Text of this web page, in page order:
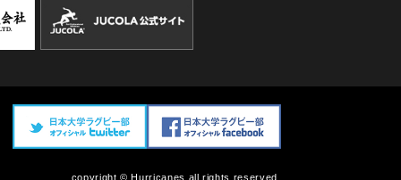
copyright © Hurricanes all rights reserved.